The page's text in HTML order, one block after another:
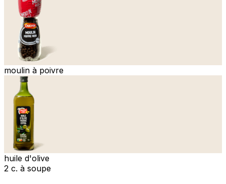
moulin à poivre
huile d'olive
2 c. à soupe